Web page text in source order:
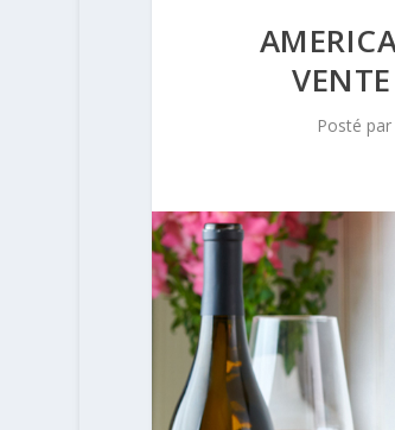
Posté par